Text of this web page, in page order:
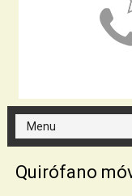
Quirófano